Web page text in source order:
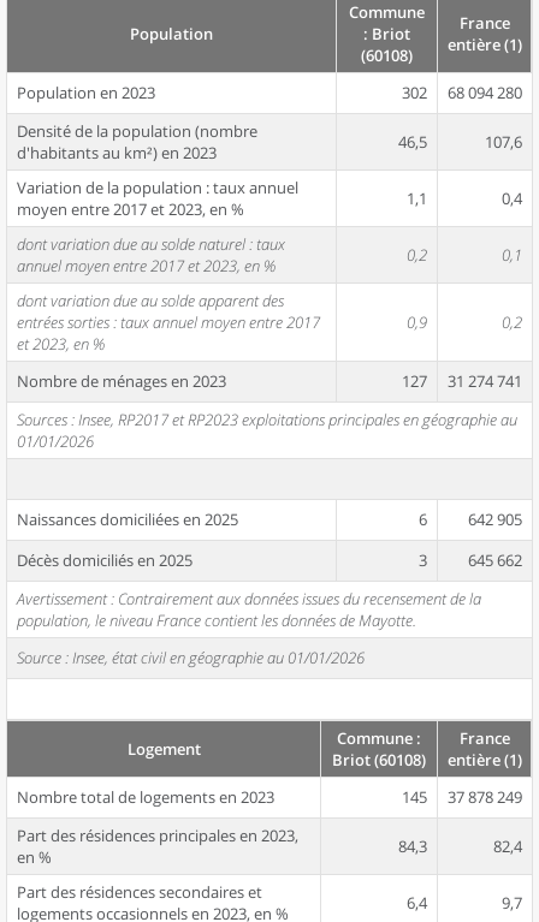
Population
Commune
: Briot
(60108)
France
entière (1)
Population en 2023 302
68 094 280
Densité de la population (nombre
d'habitants au km²) en 2023
46,5 107,6
Variation de la population : taux annuel
moyen entre 2017 et 2023, en %
1,1 0,4
dont variation due au solde naturel : taux
annuel moyen entre 2017 et 2023, en %
0,2 0,1
dont variation due au solde apparent des
entrées sorties : taux annuel moyen entre 2017
et 2023, en %
0,9 0,2
Nombre de ménages en 2023 127
31 274 741
Sources : Insee, RP2017 et RP2023 exploitations principales en géographie au
01/01/2026
Naissances domiciliées en 2025 6
642 905
Décès domiciliés en 2025
3
645 662
Avertissement : Contrairement aux données issues du recensement de la
population, le niveau France contient les données de Mayotte.
Source : Insee, état civil en géographie au 01/01/2026
Logement
Commune :
Briot (60108)
France
entière (1)
Nombre total de logements en 2023
145
37 878 249
Part des résidences principales en 2023,
en %
84,3 82,4
Part des résidences secondaires et
logements occasionnels en 2023, en %
6,4 9,7